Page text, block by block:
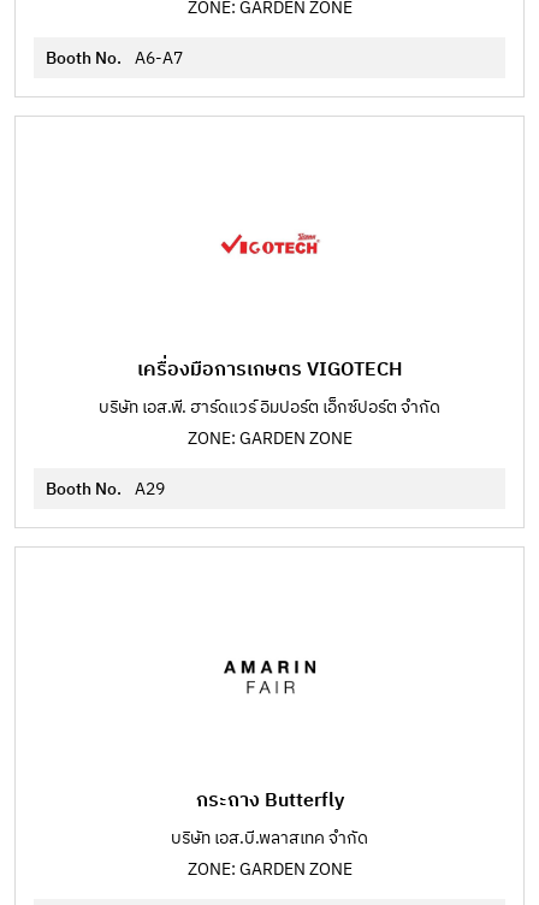
ZONE: GARDEN ZONE
Booth No. A6-A7
เครื่องมือการเกษตร VIGOTECH
บริษัท เอส.พี. ฮาร์ดแวร์ อิมปอร์ต เอ็กซ์ปอร์ต จำกัด
ZONE: GARDEN ZONE
Booth No. A29
กระถาง Butterfly
บริษัท เอส.บี.พลาสเทค จำกัด
ZONE: GARDEN ZONE